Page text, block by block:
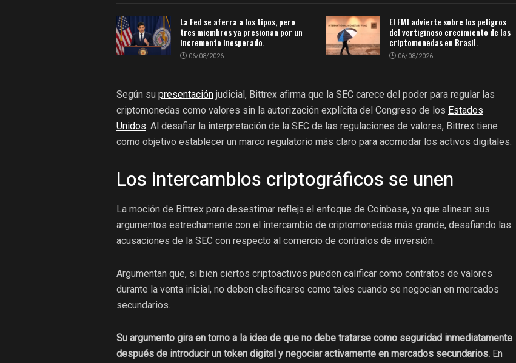
La Fed se aferra a los tipos, pero
tres miembros ya presionan por un
incremento inesperado.
06/08/2026
El FMI advierte sobre los peligros
del vertiginoso crecimiento de las
criptomonedas en Brasil.
06/08/2026
Según su presentación judicial, Bittrex afirma que la SEC carece del poder para regular las
criptomonedas como valores sin la autorización explícita del Congreso de los Estados
Unidos. Al desafiar la interpretación de la SEC de las regulaciones de valores, Bittrex tiene
como objetivo establecer un marco regulatorio más claro para acomodar los activos digitales.
Los intercambios criptográficos se unen
La moción de Bittrex para desestimar refleja el enfoque de Coinbase, ya que alinean sus
argumentos estrechamente con el intercambio de criptomonedas más grande, desafiando las
acusaciones de la SEC con respecto al comercio de contratos de inversión.
Argumentan que, si bien ciertos criptoactivos pueden calificar como contratos de valores
durante la venta inicial, no deben clasificarse como tales cuando se negocian en mercados
secundarios.
Su argumento gira en torno a la idea de que no debe tratarse como seguridad inmediatamente
después de introducir un token digital y negociar activamente en mercados secundarios. En